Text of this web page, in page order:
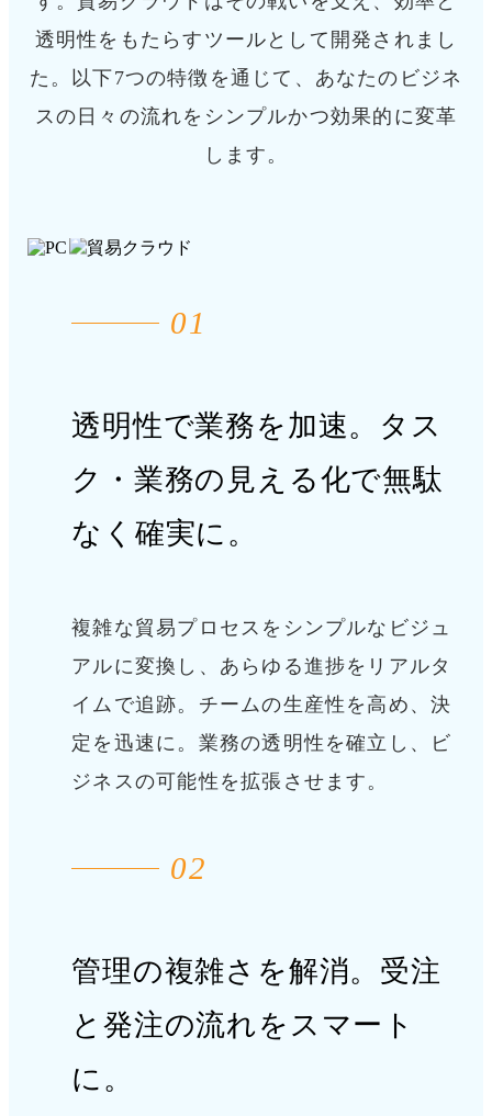
透明性をもたらすツールとして開発されまし
た。
以下7つの特徴を通じて、あなたのビジネ
スの日々の流れをシンプルかつ効果的に変革
します。
01
透明性で業務を加速。 タス
ク・業務の見える化で無駄
なく確実に。
複雑な貿易プロセスをシンプルなビジュ
アルに変換し、あらゆる進捗をリアルタ
イムで追跡。チームの生産性を高め、決
定を迅速に。 業務の透明性を確立し、ビ
ジネスの可能性を拡張させます。
02
管理の複雑さを解消。 受注
と発注の流れをスマート
に。